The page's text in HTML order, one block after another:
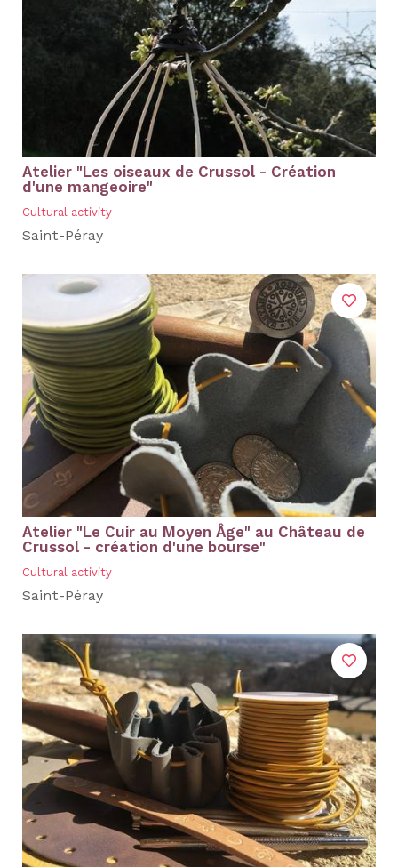
Atelier "Les oiseaux de Crussol - Création
d'une mangeoire"
Cultural activity
Saint-Péray
Atelier "Le Cuir au Moyen Âge" au Château de
Crussol - création d'une bourse"
Cultural activity
Saint-Péray